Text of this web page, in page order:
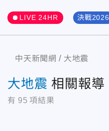
LIVE 24HR 決戰2026
中天新聞網 大地震
大地震 相關報導
有 95 項結果